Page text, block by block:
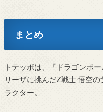
まとめ
トテッポは、『ドラゴンボ
リーザに挑んだZ戦士 悟空
ラクター。